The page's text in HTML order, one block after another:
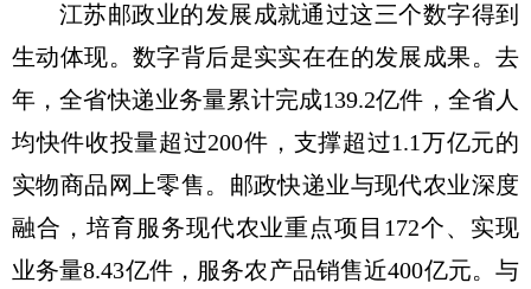
江苏邮政业的发展成就通过这三个数字得到
生动体现。数字背后是实实在在的发展成果。去
年，全省快递业务量累计完成139.2亿件，全省人
均快件收投量超过200件，支撑超过1.1万亿元的
实物商品网上零售。邮政快递业与现代农业深度
融合，培育服务现代农业重点项目172个、实现
业务量8.43亿件，服务农产品销售近400亿元。与